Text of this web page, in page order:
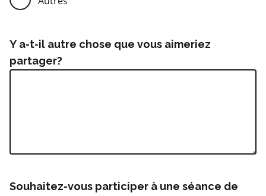
Y a-t-il autre chose que vous aimeriez
partager?
Souhaitez-vous participer à une séance de